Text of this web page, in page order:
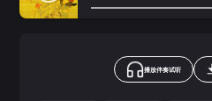
播放伴奏试听